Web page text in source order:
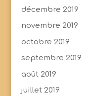
décembre 2019
novembre 2019
octobre 2019
septembre 2019
août 2019
juillet 2019